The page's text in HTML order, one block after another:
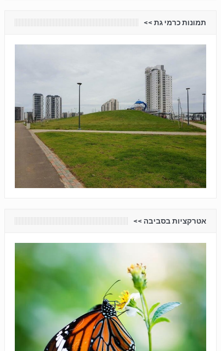
תמונות כרמי גת <<
אטרקציות בסביבה <<